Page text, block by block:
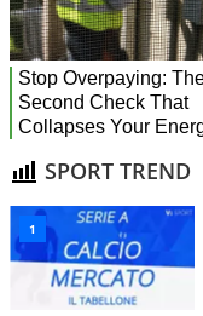
SPORT TREND